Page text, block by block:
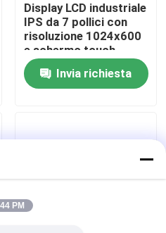
Display LCD industriale
IPS da 7 pollici con
risoluzione 1024x600
e schermo touch
capacitivo di 300
luminositàInvia richiesta
PM